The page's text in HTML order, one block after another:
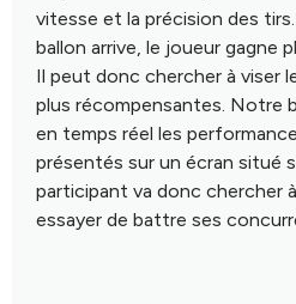
vitesse et la précision des
ballon arrive, le joueur gagne
Il peut donc chercher à viser
plus récompensantes. Notre
en temps réel les
présentés sur un écran situé
participant va donc chercher
essayer de battre ses